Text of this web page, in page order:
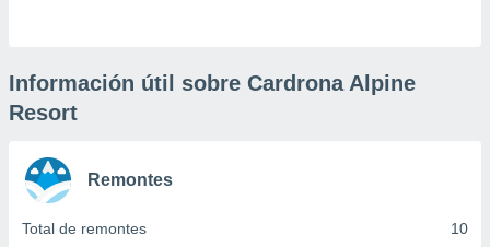
únicos
similares
Información útil sobre Cardrona Alpine
Resort
Remontes
Total de remontes 10